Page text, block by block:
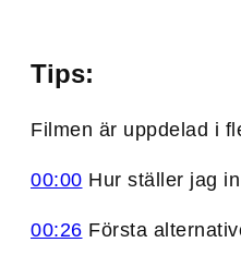
Tips:
Filmen är uppdelad i
00:00 Hur ställer jag
00:26 Första